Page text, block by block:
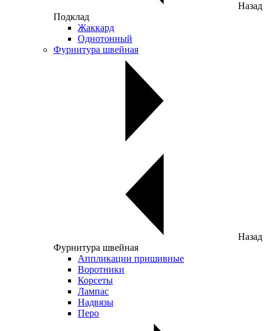
Назад
Подклад
Жаккард
Однотонный
Фурнитура швейная
Назад
Фурнитура швейная
Аппликации пришивные
Воротники
Корсеты
Лампас
Надвязы
Перо